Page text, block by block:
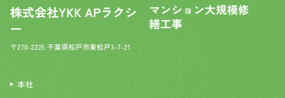
株式会社YKK APラクシ
ー
〒270-2225 千葉県松戸市東松戸3-7-21
本社
マンション大規模修
繕工事